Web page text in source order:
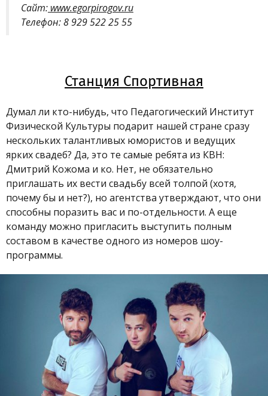
Сайт: www.egorpirogov.ru
Телефон: 8 929 522 25 55
Станция Спортивная
Думал ли кто-нибудь, что Педагогический Институт
Физической Культуры подарит нашей стране сразу
нескольких талантливых юмористов и ведущих
ярких свадеб? Да, это те самые ребята из КВН:
Дмитрий Кожома и ко. Нет, не обязательно
приглашать их вести свадьбу всей толпой (хотя,
почему бы и нет?), но агентства утверждают, что они
способны поразить вас и по-отдельности. А еще
команду можно пригласить выступить полным
составом в качестве одного из номеров шоу-
программы.